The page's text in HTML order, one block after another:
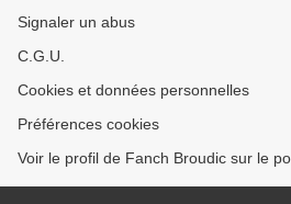
Signaler un abus
C.G.U.
Cookies et données personnelles
Préférences cookies
Voir le profil de Fanch Broudic sur le